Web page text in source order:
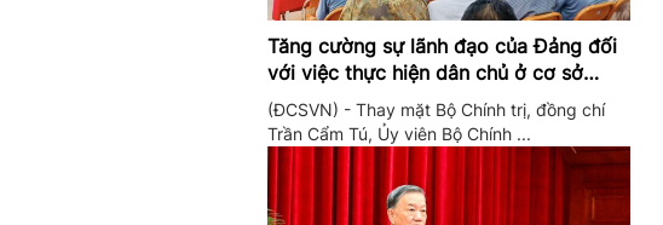
Tăng cường sự lãnh đạo của Đảng đối
với việc thực hiện dân chủ ở cơ sở
trong giai đoạn mới
(ĐCSVN) - Thay mặt Bộ Chính trị, đồng chí
Trần Cẩm Tú, Ủy viên Bộ Chính ...